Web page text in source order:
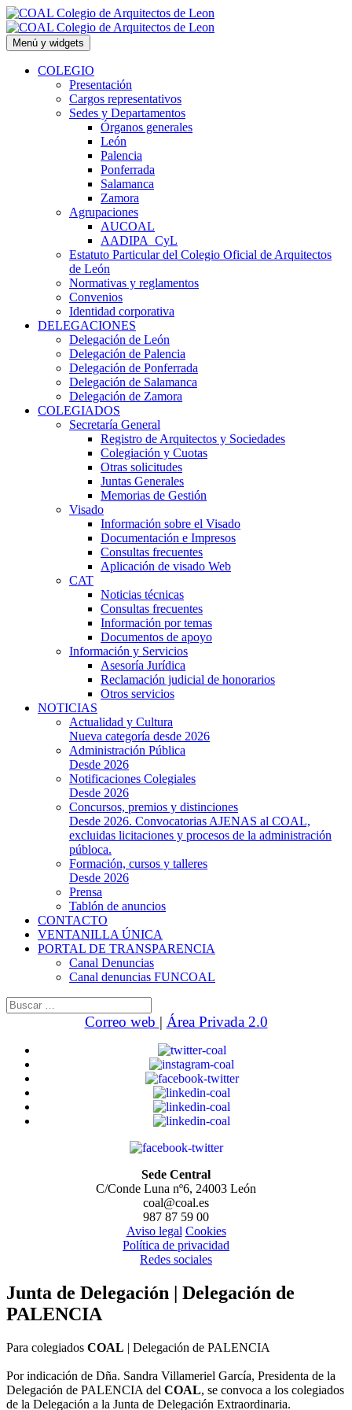
Saltar
al
contenido
Menú y widgets
COLEGIO
Presentación
Cargos representativos
Sedes y Departamentos
Órganos generales
León
Palencia
Ponferrada
Salamanca
Zamora
Agrupaciones
AUCOAL
AADIPA_CyL
Estatuto Particular del Colegio Oficial de Arquitectos
de León
Normativas y reglamentos
Convenios
Identidad corporativa
DELEGACIONES
Delegación de León
Delegación de Palencia
Delegación de Ponferrada
Delegación de Salamanca
Delegación de Zamora
COLEGIADOS
Secretaría General
Registro de Arquitectos y Sociedades
Colegiación y Cuotas
Otras solicitudes
Juntas Generales
Memorias de Gestión
Visado
Información sobre el Visado
Documentación e Impresos
Consultas frecuentes
Aplicación de visado Web
CAT
Noticias técnicas
Consultas frecuentes
Información por temas
Documentos de apoyo
Información y Servicios
Asesoría Jurídica
Reclamación judicial de honorarios
Otros servicios
NOTICIAS
Actualidad y Cultura
Nueva categoría desde 2026
Administración Pública
Desde 2026
Notificaciones Colegiales
Desde 2026
Concursos, premios y distinciones
Desde 2026. Convocatorias AJENAS al COAL,
excluidas licitaciones y procesos de la administración
públoca.
Formación, cursos y talleres
Desde 2026
Prensa
Tablón de anuncios
CONTACTO
VENTANILLA ÚNICA
PORTAL DE TRANSPARENCIA
Canal Denuncias
Canal denuncias FUNCOAL
Buscar:
Correo web | Área Privada 2.0
Sede Central
C/Conde Luna nº6, 24003 León
coal@coal.es
987 87 59 00
Aviso legal Cookies
Política de privacidad
Redes sociales
Junta de Delegación | Delegación de
PALENCIA
Para colegiados COAL | Delegación de PALENCIA
Por indicación de Dña. Sandra Villameriel García, Presidenta de la
Delegación de PALENCIA del COAL, se convoca a los colegiados
de la Delegación a la Junta de Delegación Extraordinaria.